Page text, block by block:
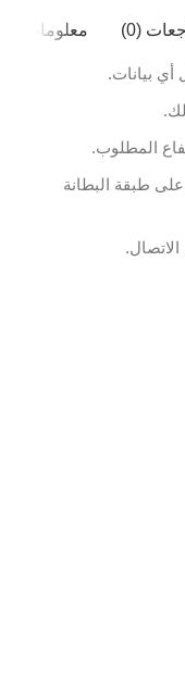
(0) معلومات
أي بيانات.
المطلوب.
طبقة البطانة